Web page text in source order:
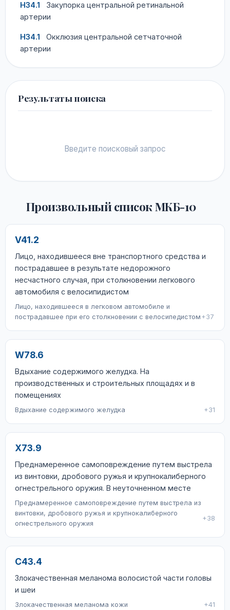
H34.1
Закупорка центральной ретинальной
артерии
H34.1
Окклюзия центральной сетчаточной
артерии
Результаты поиска
Введите поисковый запрос
Произвольный список МКБ-10
V41.2
Лицо, находившееся вне транспортного средства и
пострадавшее в результате недорожного
несчастного случая, при столкновении легкового
автомобиля с велосипидистом
Лицо, находившееся в легковом автомобиле и
пострадавшее при его столкновении с велосипедистом +37
W78.6
Вдыхание содержимого желудка. На
производственных и строительных площадях и в
помещениях
Вдыхание содержимого желудка +31
X73.9
Преднамеренное самоповреждение путем выстрела
из винтовки, дробового ружья и крупнокалиберного
огнестрельного оружия. В неуточненном месте
Преднамеренное самоповреждение путем выстрела из
винтовки, дробового ружья и крупнокалиберного
огнестрельного оружия
+38
C43.4
Злокачественная меланома волосистой части головы
и шеи
Злокачественная меланома кожи +41